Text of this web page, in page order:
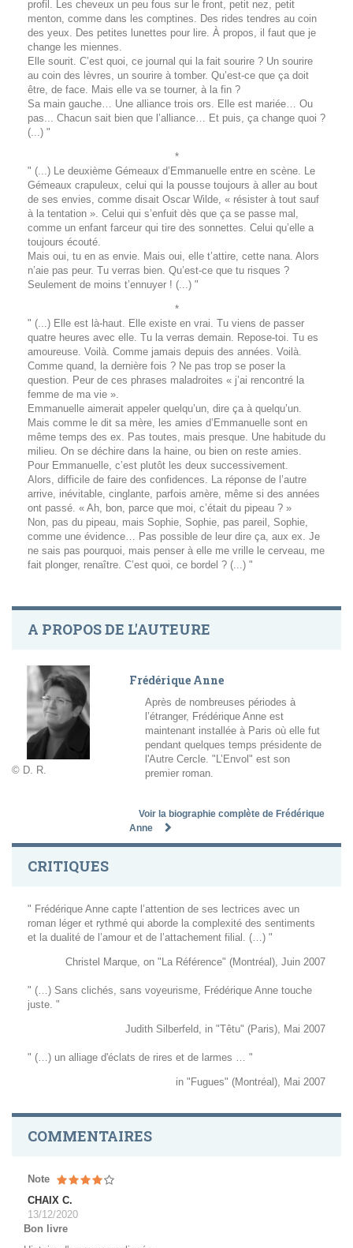
profil. Les cheveux un peu fous sur le front, petit nez, petit
menton, comme dans les comptines. Des rides tendres au coin
des yeux. Des petites lunettes pour lire. À propos, il faut que je
change les miennes.
Elle sourit. C’est quoi, ce journal qui la fait sourire ? Un sourire
au coin des lèvres, un sourire à tomber. Qu’est-ce que ça doit
être, de face. Mais elle va se tourner, à la fin ?
Sa main gauche… Une alliance trois ors. Elle est mariée… Ou
pas... Chacun sait bien que l’alliance… Et puis, ça change quoi ?
(...) "
*
" (...) Le deuxième Gémeaux d’Emmanuelle entre en scène. Le
Gémeaux crapuleux, celui qui la pousse toujours à aller au bout
de ses envies, comme disait Oscar Wilde, « résister à tout sauf
à la tentation ». Celui qui s’enfuit dès que ça se passe mal,
comme un enfant farceur qui tire des sonnettes. Celui qu’elle a
toujours écouté.
Mais oui, tu en as envie. Mais oui, elle t’attire, cette nana. Alors
n’aie pas peur. Tu verras bien. Qu’est-ce que tu risques ?
Seulement de moins t’ennuyer ! (...) "
*
" (...) Elle est là-haut. Elle existe en vrai. Tu viens de passer
quatre heures avec elle. Tu la verras demain. Repose-toi. Tu es
amoureuse. Voilà. Comme jamais depuis des années. Voilà.
Comme quand, la dernière fois ? Ne pas trop se poser la
question. Peur de ces phrases maladroites « j’ai rencontré la
femme de ma vie ».
Emmanuelle aimerait appeler quelqu’un, dire ça à quelqu’un.
Mais comme le dit sa mère, les amies d’Emmanuelle sont en
même temps des ex. Pas toutes, mais presque. Une habitude du
milieu. On se déchire dans la haine, ou bien on reste amies.
Pour Emmanuelle, c’est plutôt les deux successivement.
Alors, difficile de faire des confidences. La réponse de l’autre
arrive, inévitable, cinglante, parfois amère, même si des années
ont passé. « Ah, bon, parce que moi, c’était du pipeau ? »
Non, pas du pipeau, mais Sophie, Sophie, pas pareil, Sophie,
comme une évidence… Pas possible de leur dire ça, aux ex. Je
ne sais pas pourquoi, mais penser à elle me vrille le cerveau, me
fait plonger, renaître. C’est quoi, ce bordel ? (...) "
A PROPOS DE L'AUTEURE
© D. R.
Frédérique Anne
Après de nombreuses périodes à
l’étranger, Frédérique Anne est
maintenant installée à Paris où elle fut
pendant quelques temps présidente de
l'Autre Cercle. "L’Envol" est son
premier roman.
Voir la biographie complète de Frédérique
Anne
CRITIQUES
" Frédérique Anne capte l’attention de ses lectrices avec un
roman léger et rythmé qui aborde la complexité des sentiments
et la dualité de l’amour et de l’attachement filial. (…) "
Christel Marque, on "La Référence" (Montréal), Juin 2007
" (…) Sans clichés, sans voyeurisme, Frédérique Anne touche
juste. "
Judith Silberfeld, in "Têtu" (Paris), Mai 2007
" (…) un alliage d'éclats de rires et de larmes … "
in "Fugues" (Montréal), Mai 2007
COMMENTAIRES
Note
CHAIX C.
13/12/2020
Bon livre